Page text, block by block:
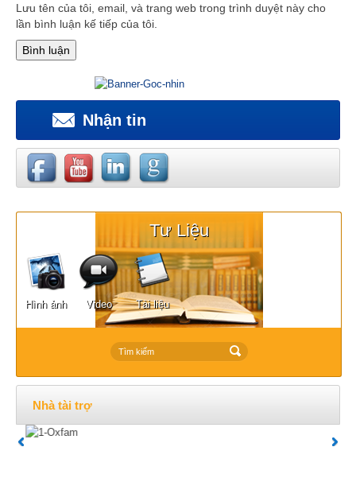
Lưu tên của tôi, email, và trang web trong trình duyệt này cho
lần bình luận kế tiếp của tôi.
Nhận tin
Tư Liệu
Hình ảnh Video Tài liệu
Nhà tài trợ